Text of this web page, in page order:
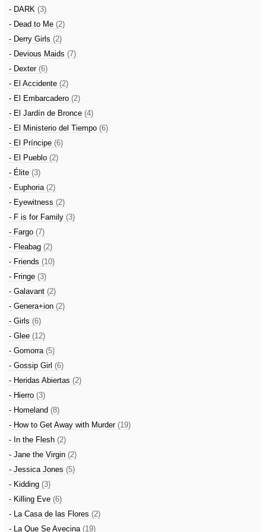
- DARK (3)
- Dead to Me (2)
- Derry Girls (2)
- Devious Maids (7)
- Dexter (6)
- El Accidente (2)
- El Embarcadero (2)
- El Jardín de Bronce (4)
- El Ministerio del Tiempo (6)
- El Príncipe (6)
- El Pueblo (2)
- Élite (3)
- Euphoria (2)
- Eyewitness (2)
- F is for Family (3)
- Fargo (7)
- Fleabag (2)
- Friends (10)
- Fringe (3)
- Galavant (2)
- Genera+ion (2)
- Girls (6)
- Glee (12)
- Gomorra (5)
- Gossip Girl (6)
- Heridas Abiertas (2)
- Hierro (3)
- Homeland (8)
- How to Get Away with Murder (19)
- In the Flesh (2)
- Jane the Virgin (2)
- Jessica Jones (5)
- Kidding (3)
- Killing Eve (6)
- La Casa de las Flores (2)
- La Que Se Avecina (19)